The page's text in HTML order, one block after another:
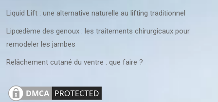
Liquid Lift : une alternative naturelle au lifting traditionnel
Lipœdème des genoux : les traitements chirurgicaux pour
remodeler les jambes
Relâchement cutané du ventre : que faire ?